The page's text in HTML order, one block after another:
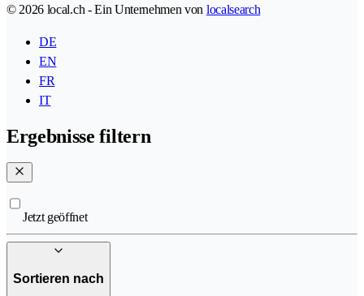
© 2026 local.ch - Ein Unternehmen von localsearch
DE
EN
FR
IT
Ergebnisse filtern
Jetzt geöffnet
Sortieren nach